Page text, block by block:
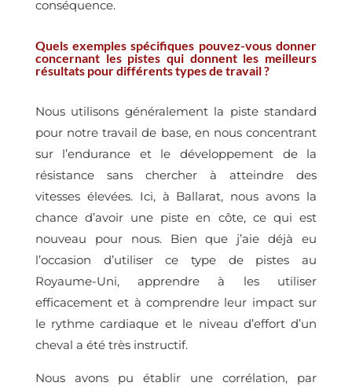
conséquence.
Quels exemples spécifiques pouvez-vous donner
concernant les pistes qui donnent les meilleurs
résultats pour différents types de travail ?
Nous utilisons généralement la piste standard
pour notre travail de base, en nous concentrant
sur l’endurance et le développement de la
résistance sans chercher à atteindre des
vitesses élevées. Ici, à Ballarat, nous avons la
chance d’avoir une piste en côte, ce qui est
nouveau pour nous. Bien que j’aie déjà eu
l’occasion d’utiliser ce type de pistes au
Royaume-Uni, apprendre à les utiliser
efficacement et à comprendre leur impact sur
le rythme cardiaque et le niveau d’effort d’un
cheval a été très instructif.
Nous avons pu établir une corrélation, par